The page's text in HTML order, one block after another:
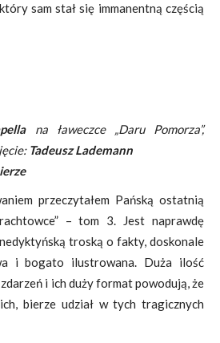
sam stał się immanentną częścią
na ławeczce „Daru Pomorza”,
Tadeusz Lademann
przeczytałem Pańską ostatnią
– tom 3. Jest naprawdę
troską o fakty, doskonale
i bogato ilustrowana. Duża ilość
i ich duży format powodują, że
bierze udział w tych tragicznych